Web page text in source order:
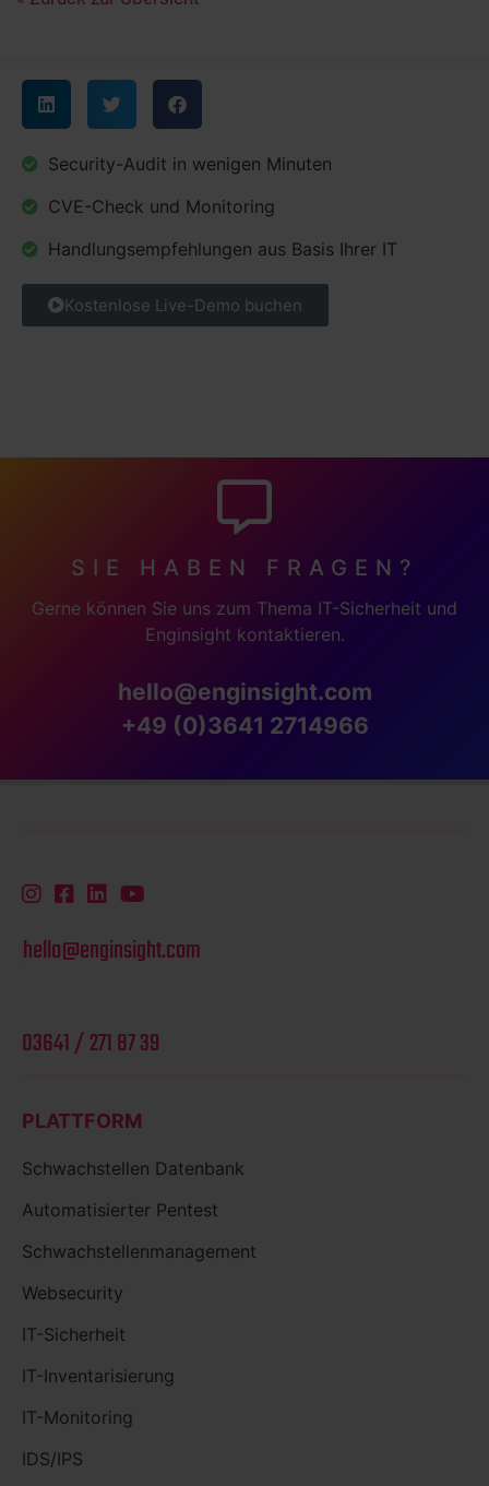
Security-Audit in wenigen Minuten
CVE-Check und Monitoring
Handlungsempfehlungen aus Basis Ihrer IT
Kostenlose Live-Demo buchen
SIE HABEN FRAGEN?
Gerne können Sie uns zum Thema IT-Sicherheit und
Enginsight kontaktieren.
hello@enginsight.com
+49 (0)3641 2714966
hello@enginsight.com
03641 / 271 87 39
PLATTFORM
Schwachstellen Datenbank
Automatisierter Pentest
Schwachstellenmanagement
Websecurity
IT-Sicherheit
IT-Inventarisierung
IT-Monitoring
IDS/IPS